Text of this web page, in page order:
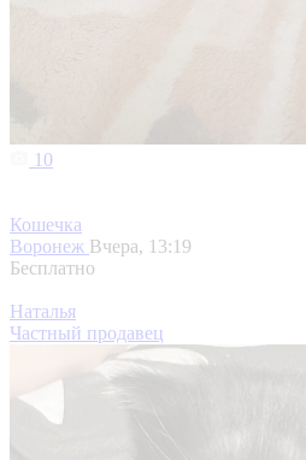
10
Кошечка
Воронеж Вчера, 13:19
Бесплатно
Наталья
Частный продавец